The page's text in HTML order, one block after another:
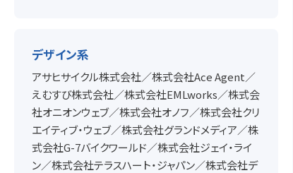
デザイン系
アサヒサイクル株式会社／株式会社Ace Agent／
えむすび株式会社／株式会社EMLworks／株式会
社オニオンウェブ／株式会社オノフ／株式会社クリ
エイティブ・ウェブ／株式会社グランドメディア／株
式会社G-7バイクワールド／株式会社ジェイ・ライ
ン／株式会社テラスハート・ジャパン／株式会社デ